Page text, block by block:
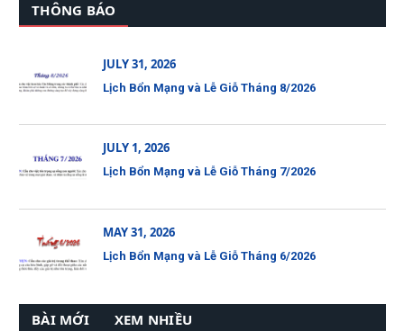
THÔNG BÁO
JULY 31, 2026
Lịch Bổn Mạng và Lễ Giỗ Tháng 8/2026
JULY 1, 2026
Lịch Bổn Mạng và Lễ Giỗ Tháng 7/2026
MAY 31, 2026
Lịch Bổn Mạng và Lễ Giỗ Tháng 6/2026
BÀI MỚI XEM NHIỀU